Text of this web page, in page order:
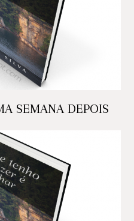
SEMANA DEPOIS